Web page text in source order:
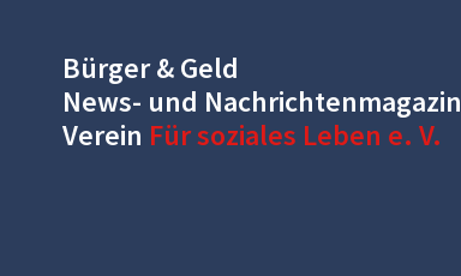
Bürger & Geld
News- und Nachrichtenmagazin
Verein Für soziales Leben e. V.